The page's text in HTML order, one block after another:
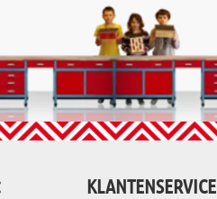
KLANTENSERVICE